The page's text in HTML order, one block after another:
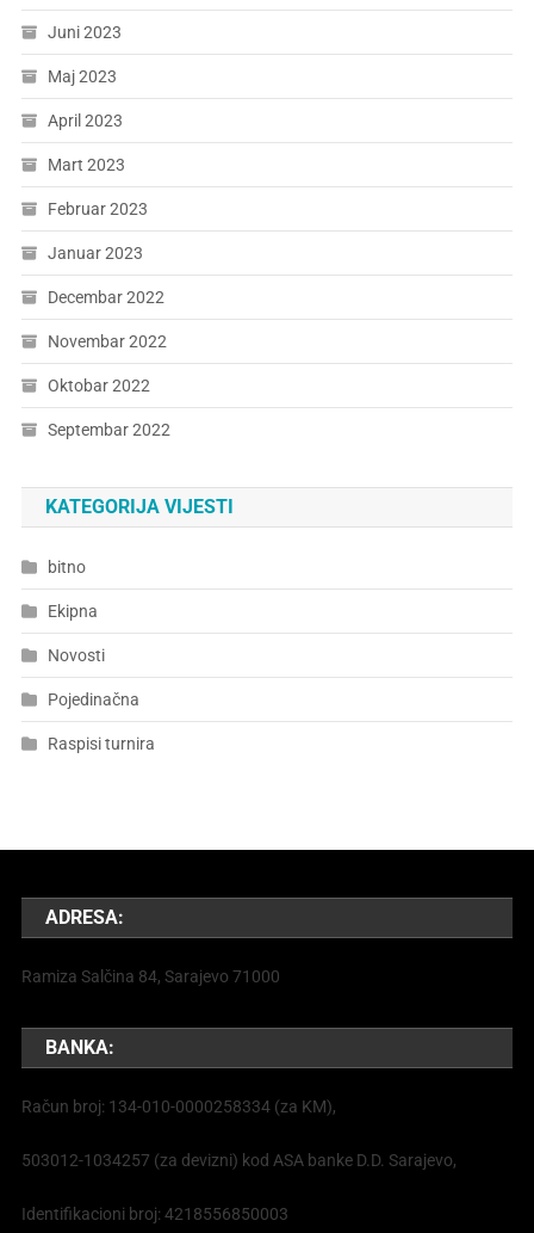
Juni 2023
Maj 2023
April 2023
Mart 2023
Februar 2023
Januar 2023
Decembar 2022
Novembar 2022
Oktobar 2022
Septembar 2022
KATEGORIJA VIJESTI
bitno
Ekipna
Novosti
Pojedinačna
Raspisi turnira
ADRESA:
Ramiza Salčina 84, Sarajevo 71000
BANKA:
Račun broj: 134-010-0000258334 (za KM),
503012-1034257 (za devizni) kod ASA banke D.D. Sarajevo,
Identifikacioni broj: 4218556850003